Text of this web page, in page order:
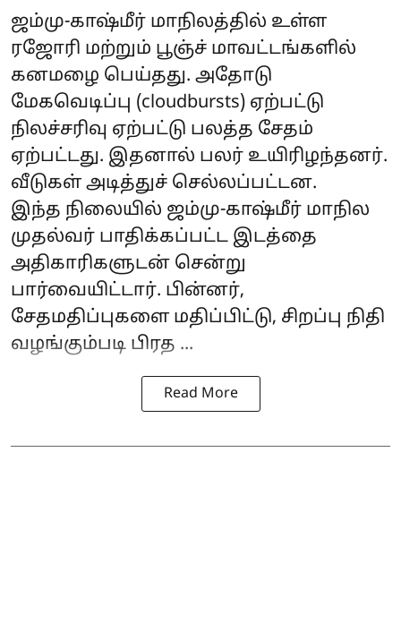
ஜம்மு-காஷ்மீர் மாநிலத்தில் உள்ள
ரஜோரி மற்றும் பூஞ்ச் மாவட்டங்களில்
கனமழை பெய்தது. அதோடு
மேகவெடிப்பு (cloudbursts) ஏற்பட்டு
நிலச்சரிவு ஏற்பட்டு பலத்த சேதம்
ஏற்பட்டது. இதனால் பலர் உயிரிழந்தனர்.
வீடுகள் அடித்துச் செல்லப்பட்டன.
இந்த நிலையில் ஜம்மு-காஷ்மீர் மாநில
முதல்வர் பாதிக்கப்பட்ட இடத்தை
அதிகாரிகளுடன் சென்று
பார்வையிட்டார். பின்னர்,
சேதமதிப்புகளை மதிப்பிட்டு, சிறப்பு நிதி
வழங்கும்படி பிரத ...
Read More